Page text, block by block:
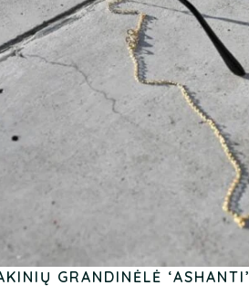
GRANDINĖLĖ ‘ASHANTI’